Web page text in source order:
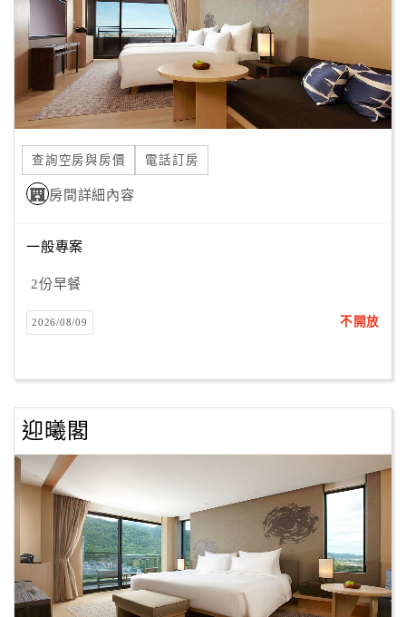
線
上
服
紅
利
查
訂
房
Q&A
旅
卡
房
收
查詢空房與房價 電話訂房
房間詳細內容
一般專案
2份早餐
2026/08/09 不開放
迎曦閣